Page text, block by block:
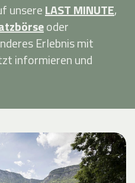
unsereLAST MINUTE,
oder
Erlebnis mit
informieren und